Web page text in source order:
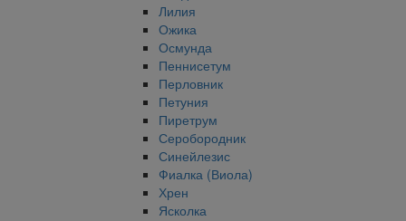
Лилия
Ожика
Осмунда
Пеннисетум
Перловник
Петуния
Пиретрум
Серобородник
Синейлезис
Фиалка (Виола)
Хрен
Ясколка